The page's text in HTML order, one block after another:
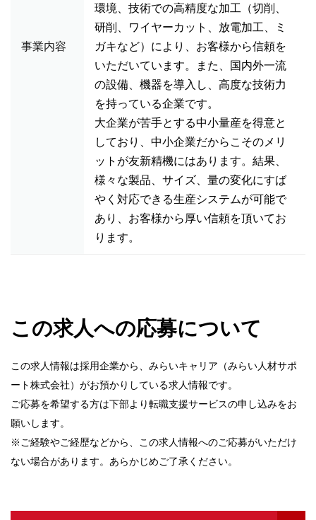
事業内容
環境、技術での高精度な加工（切削、
研削、ワイヤーカット、放電加工、ミ
ガキなど）により、お客様から信頼を
いただいています。また、国内外一流
の設備、機器を導入し、高度な技術力
を持っている企業です。
大企業が苦手とする中小量産を得意と
しており、中小企業だからこそのメリ
ットが友新精機にはあります。結果、
様々な製品、サイズ、量の変化にすば
やく対応できる生産システムが可能で
あり、お客様から厚い信頼を頂いてお
ります。
この求人への応募について
この求人情報は採用企業から、みらいキャリア（みらい人材サポ
ート株式会社）がお預かりしている求人情報です。
ご応募を希望する方は下部より転職支援サービスの申し込みをお
願いします。
※ご経験やご経歴などから、この求人情報へのご応募がいただけ
ない場合があります。あらかじめご了承ください。